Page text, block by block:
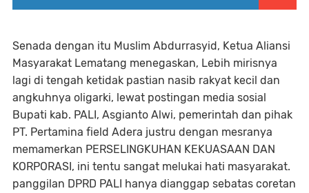
Senada dengan itu Muslim Abdurrasyid, Ketua Aliansi
Masyarakat Lematang menegaskan, ‎Lebih mirisnya
lagi di tengah ketidak pastian nasib rakyat kecil dan
angkuhnya oligarki, lewat postingan media sosial
Bupati kab. PALI, Asgianto Alwi, pemerintah dan pihak
PT. Pertamina field Adera justru dengan mesranya
memamerkan PERSELINGKUHAN KEKUASAAN DAN
KORPORASI, ini tentu sangat melukai hati masyarakat.
panggilan DPRD PALI hanya dianggap sebatas coretan